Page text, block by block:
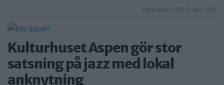
Publicerad 13:28, 8 mars 2022
Kulturhuset Aspen gör stor
satsning på jazz med lokal
anknytning